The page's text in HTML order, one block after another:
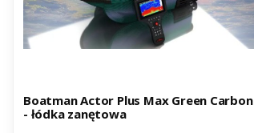
Boatman Actor Plus Max Green Carbon
- łódka zanętowa